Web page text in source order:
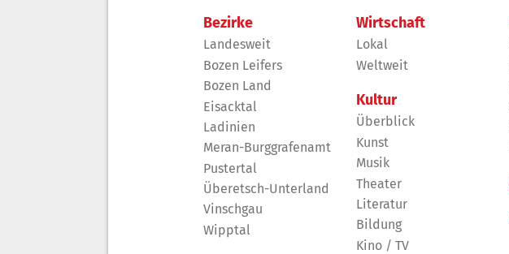
Bezirke
Landesweit
Bozen Leifers
Bozen Land
Eisacktal
Ladinien
Meran-Burggrafenamt
Pustertal
Überetsch-Unterland
Vinschgau
Wipptal
Wirtschaft
Lokal
Weltweit
Kultur
Überblick
Kunst
Musik
Theater
Literatur
Bildung
Kino / TV